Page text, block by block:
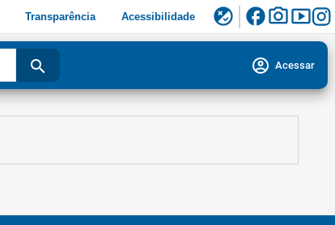
Transparência Acessibilidade flaky facebookphoto_camerasmart_display
search account_circle Acessar